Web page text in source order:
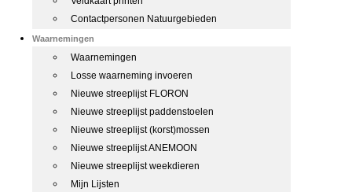
Contactpersonen Natuurgebieden
Waarnemingen
Waarnemingen
Losse waarneming invoeren
Nieuwe streeplijst FLORON
Nieuwe streeplijst paddenstoelen
Nieuwe streeplijst (korst)mossen
Nieuwe streeplijst ANEMOON
Nieuwe streeplijst weekdieren
Mijn Lijsten